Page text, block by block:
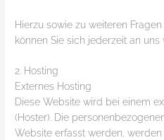
Hierzu sowie zu weiteren
können Sie sich jederzeit an uns
2. Hosting
Externes Hosting
Diese Website wird bei einem
(Hoster). Die
Website erfasst werden,